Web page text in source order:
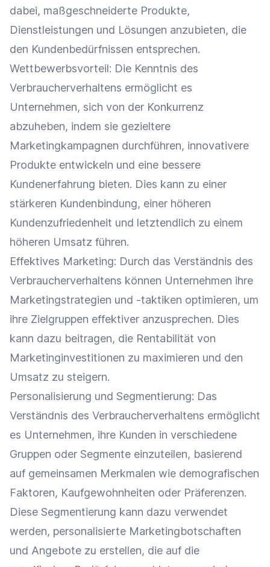
dabei, maßgeschneiderte Produkte,
Dienstleistungen und Lösungen anzubieten, die
den Kundenbedürfnissen entsprechen.
Wettbewerbsvorteil: Die Kenntnis des
Verbraucherverhaltens ermöglicht es
Unternehmen, sich von der Konkurrenz
abzuheben, indem sie gezieltere
Marketingkampagnen durchführen, innovativere
Produkte entwickeln und eine bessere
Kundenerfahrung bieten. Dies kann zu einer
stärkeren Kundenbindung, einer höheren
Kundenzufriedenheit und letztendlich zu einem
höheren Umsatz führen.
Effektives Marketing: Durch das Verständnis des
Verbraucherverhaltens können Unternehmen ihre
Marketingstrategien und -taktiken optimieren, um
ihre Zielgruppen effektiver anzusprechen. Dies
kann dazu beitragen, die Rentabilität von
Marketinginvestitionen zu maximieren und den
Umsatz zu steigern.
Personalisierung und Segmentierung: Das
Verständnis des Verbraucherverhaltens ermöglicht
es Unternehmen, ihre Kunden in verschiedene
Gruppen oder Segmente einzuteilen, basierend
auf gemeinsamen Merkmalen wie demografischen
Faktoren, Kaufgewohnheiten oder Präferenzen.
Diese Segmentierung kann dazu verwendet
werden, personalisierte Marketingbotschaften
und Angebote zu erstellen, die auf die